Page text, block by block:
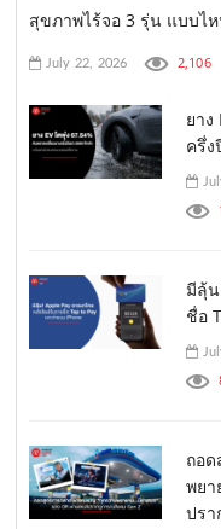
สุขภาพไร้จอ 3 รุ่น แบบไ
July 22, 2026 2,106
ยาง
ครึ่
มีลุ้น
ชื่อ
ถอ
พยา
ปรา